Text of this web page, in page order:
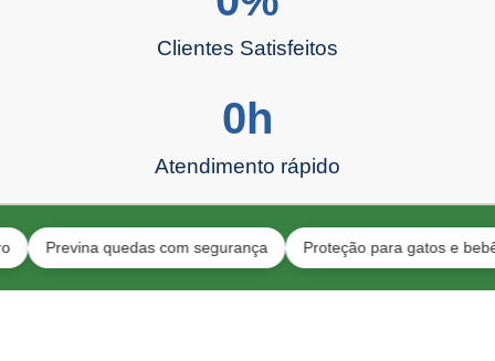
Clientes Satisfeitos
Atendimento rápido
0h
quedas com segurança Proteção para gatos e bebês